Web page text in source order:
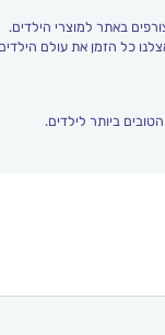
באתר למוצרי הילדים.
ביותר לילדים.